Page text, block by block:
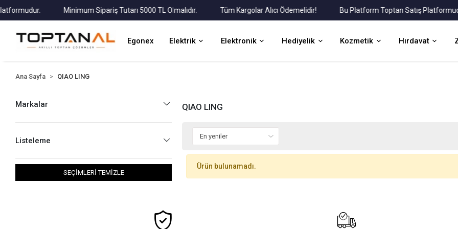
Minimum Sipariş Tutarı 5000 TL Olmalıdır. Tüm Kargolar Alıcı Ödemelidir! Bu Platform Toptan Satış Platformudur.
Egonex Elektrik Elektronik Hediyelik Kozmetik Hırdavat
Ana Sayfa QIAO LING
Markalar
Listeleme
SEÇİMLERİ TEMİZLE
QIAO LING
Ürün bulunamadı.